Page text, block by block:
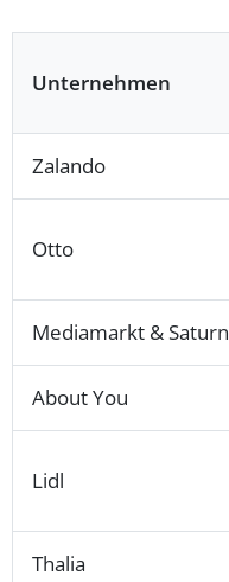
Unternehmen
Zalando
Otto
Mediamarkt & Saturn
About You
Lidl
Thalia